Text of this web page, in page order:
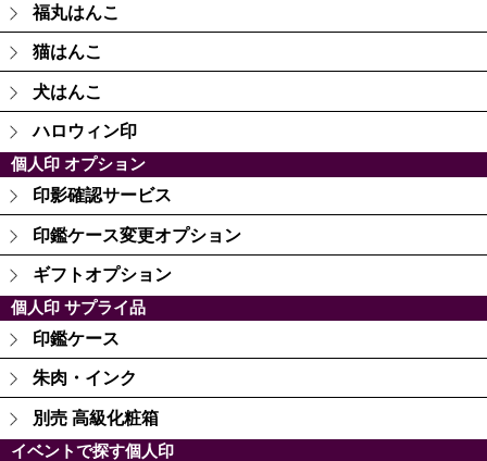
福丸はんこ
猫はんこ
犬はんこ
ハロウィン印
個人印 オプション
印影確認サービス
印鑑ケース変更オプション
ギフトオプション
個人印 サプライ品
印鑑ケース
朱肉・インク
別売 高級化粧箱
イベントで探す個人印